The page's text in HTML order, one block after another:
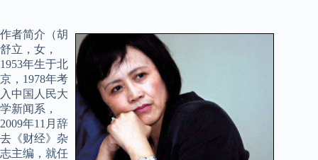
作者简介（胡
舒立，女，
1953年生于北
京，1978年考
入中国人民大
学新闻系，
2009年11月辞
去《财经》杂
志主编，就任